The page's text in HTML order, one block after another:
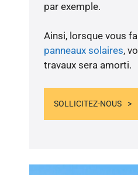
par exemple.
Ainsi, lorsque vous
panneaux solaires,
travaux sera amorti.
SOLLICITEZ-NOUS